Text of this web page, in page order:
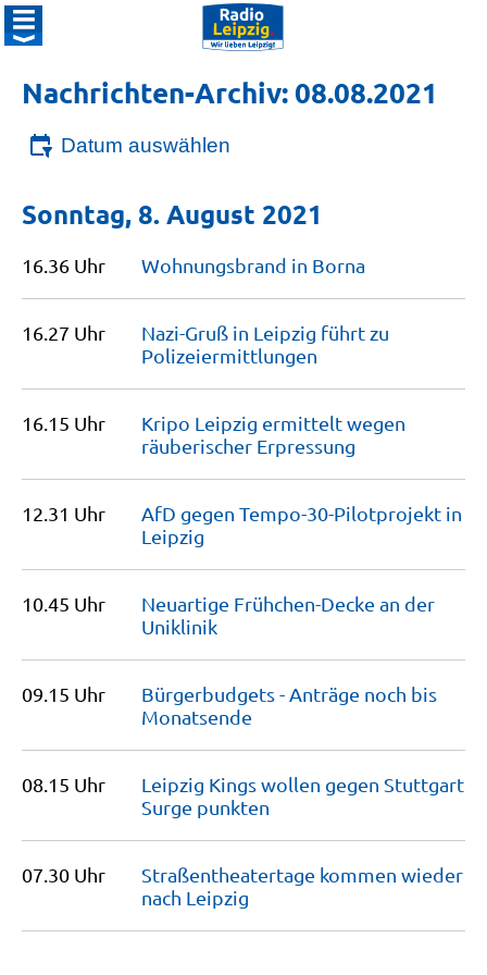
Nachrichten-Archiv: 08.08.2021
Datum auswählen
Sonntag, 8. August 2021
16.36 Uhr Wohnungsbrand in Borna
16.27 Uhr
Nazi-Gruß in Leipzig führt zu
Polizeiermittlungen
16.15 Uhr
Kripo Leipzig ermittelt wegen
räuberischer Erpressung
12.31 Uhr
AfD gegen Tempo-30-Pilotprojekt in
Leipzig
10.45 Uhr
Neuartige Frühchen-Decke an der
Uniklinik
09.15 Uhr
Bürgerbudgets - Anträge noch bis
Monatsende
08.15 Uhr
Leipzig Kings wollen gegen Stuttgart
Surge punkten
07.30 Uhr
Straßentheatertage kommen wieder
nach Leipzig